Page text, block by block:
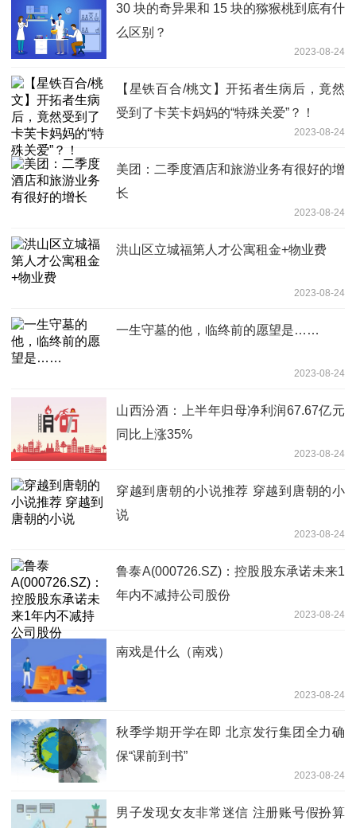
30 块的奇异果和 15 块的猕猴桃到底有什
么区别？
2023-08-24
【星铁百合/桃文】开拓者生病后，竟然
受到了卡芙卡妈妈的“特殊关爱”？！
2023-08-24
美团：二季度酒店和旅游业务有很好的增
长
2023-08-24
洪山区立城福第人才公寓租金+物业费
2023-08-24
一生守墓的他，临终前的愿望是……
2023-08-24
山西汾酒：上半年归母净利润67.67亿元
同比上涨35%
2023-08-24
穿越到唐朝的小说推荐 穿越到唐朝的小
说
2023-08-24
鲁泰A(000726.SZ)：控股股东承诺未来1
年内不减持公司股份
2023-08-24
南戏是什么（南戏）
2023-08-24
秋季学期开学在即 北京发行集团全力确
保“课前到书”
2023-08-24
男子发现女友非常迷信 注册账号假扮算